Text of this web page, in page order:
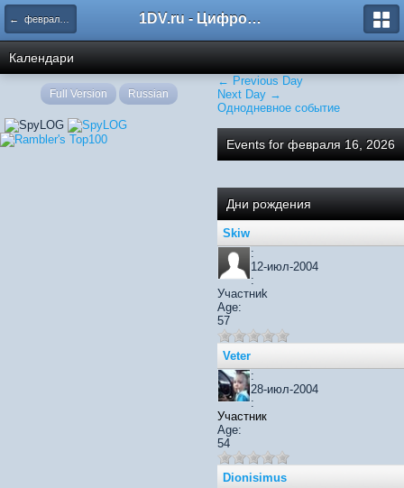
← февраля 2026 1DV.ru - Цифровое видео
Календари
← Previous Day
Next Day →
Однодневное событие
Events for февраля 16, 2026
Дни рождения
Skiw
:
12-июл-2004
:
Участниk
Age:
57
Veter
:
28-июл-2004
:
Участник
Age:
54
Dionisimus
Full Version Russian